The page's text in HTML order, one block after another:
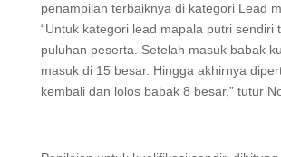
penampilan terbaiknya di kategori Lead
“Untuk kategori lead mapala putri sendiri
puluhan peserta. Setelah masuk babak
masuk di 15 besar. Hingga akhirnya
kembali dan lolos babak 8 besar,” tutur